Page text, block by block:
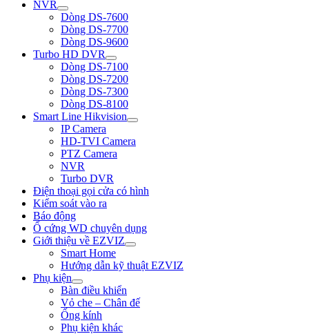
NVR
Dòng DS-7600
Dòng DS-7700
Dòng DS-9600
Turbo HD DVR
Dòng DS-7100
Dòng DS-7200
Dòng DS-7300
Dòng DS-8100
Smart Line Hikvision
IP Camera
HD-TVI Camera
PTZ Camera
NVR
Turbo DVR
Điện thoại gọi cửa có hình
Kiểm soát vào ra
Báo động
Ổ cứng WD chuyên dụng
Giới thiệu về EZVIZ
Smart Home
Hướng dẫn kỹ thuật EZVIZ
Phụ kiện
Bàn điều khiển
Vỏ che – Chân đế
Ống kính
Phụ kiện khác